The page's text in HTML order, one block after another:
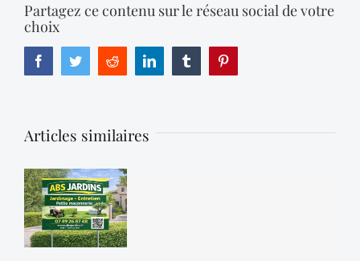
Partagez ce contenu sur le réseau social de votre
choix
FacebookTwitterReddit LinkedIn Tumblr
Articles similaires